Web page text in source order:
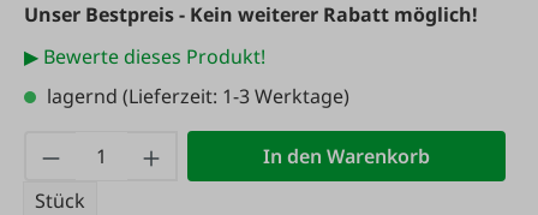
Unser Bestpreis - Kein weiterer Rabatt möglich!
▶ Bewerte dieses Produkt!
lagernd (Lieferzeit: 1-3 Werktage)
Produkt Anzahl: Gib den gewünschten
Stück
In den Warenkorb